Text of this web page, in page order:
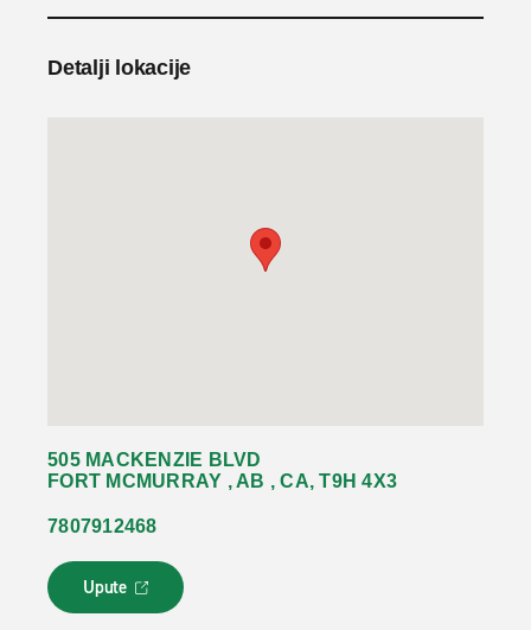
Detalji lokacije
505 MACKENZIE BLVD
FORT MCMURRAY , AB , CA, T9H 4X3
7807912468
Upute
L
i